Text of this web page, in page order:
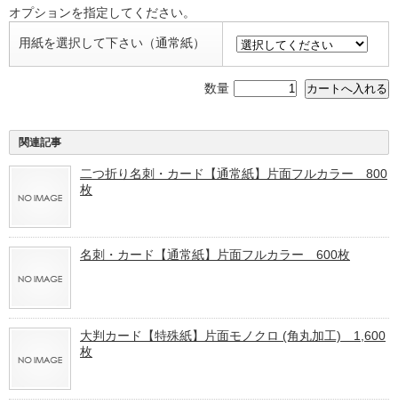
オプションを指定してください。
用紙を選択して下さい（通常紙）
数量
関連記事
二つ折り名刺・カード【通常紙】片面フルカラー 800
枚
名刺・カード【通常紙】片面フルカラー 600枚
大判カード【特殊紙】片面モノクロ (角丸加工) 1,600
枚